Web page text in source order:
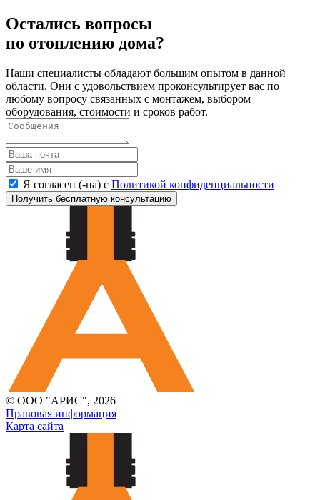
Остались вопросы
по отоплению дома?
Наши специалисты обладают большим опытом в данной
области. Они с удовольствием проконсультирует вас по
любому вопросу связанных с монтажем, выбором
оборудования, стоимости и сроков работ.
Я согласен (-на) с Политикой конфиденциальности
Получить бесплатную консультацию
© ООО "АРИС", 2026
Правовая информация
Карта сайта